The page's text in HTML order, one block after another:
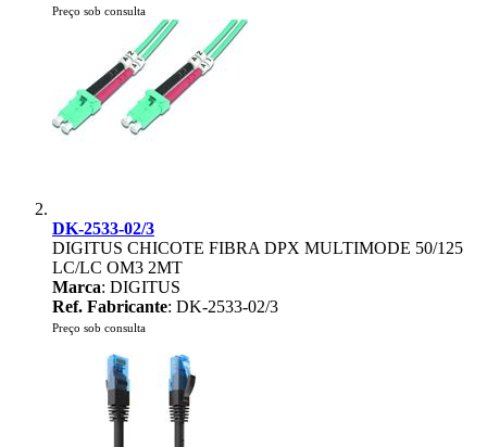
Preço sob consulta
DK-2533-02/3
DIGITUS CHICOTE FIBRA DPX MULTIMODE 50/125
LC/LC OM3 2MT
Marca: DIGITUS
Ref. Fabricante: DK-2533-02/3
Preço sob consulta